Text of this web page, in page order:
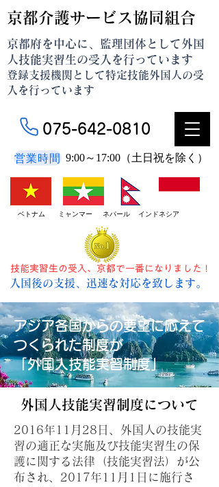
京都介護サービス協同組合
075-642-0810
営業時間 9:00～17:00（土日祝を除く）
京都府を中心に、監理団体として外国
人技能実習生の受入を行っています
登録支援機関として特定技能外国人の受
入を行っています
ベトナム ミャンマー ネパール インドネシア
技能実習生の受入、京都で一番になりました！
入国後の支援、迅速な対応を致します。
アジア各国からの要望に応えて
つくられた制度が
「外国人技能実習制度」
外国人技能実習制度について
2016年11月28日、外国人の技能実
習の適正な実施及び技能実習生の保
護に関する法律（技能実習法）が公
布され、2017年11月1日に施行さ